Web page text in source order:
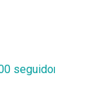
seguidores